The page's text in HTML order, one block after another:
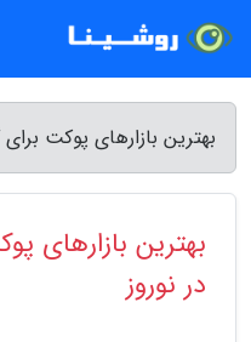
بهترین بازارهای پوکت
بهترین بازارهای
در نوروز